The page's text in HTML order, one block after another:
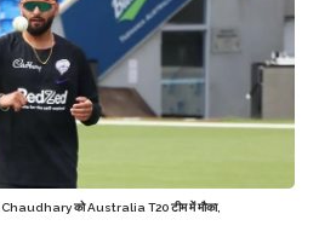
को Australia T20 टीम में मौका,